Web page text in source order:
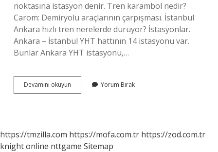
noktasına istasyon denir. Tren karambol nedir?
Carom: Demiryolu araçlarının çarpışması. İstanbul
Ankara hızlı tren nerelerde duruyor? İstasyonlar.
Ankara – İstanbul YHT hattının 14 istasyonu var.
Bunlar Ankara YHT istasyonu,…
Devamını okuyun
Durduğu
Yorum Bırak
https://tmzilla.com https://mofa.com.tr https://zod.com.tr
knight online nttgame Sitemap